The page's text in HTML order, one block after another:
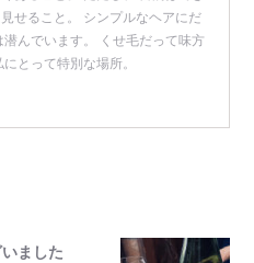
せること。 シンプルなヘアにだ
潜んでいます。 くせ毛だって味方
とって特別な場所。
ました